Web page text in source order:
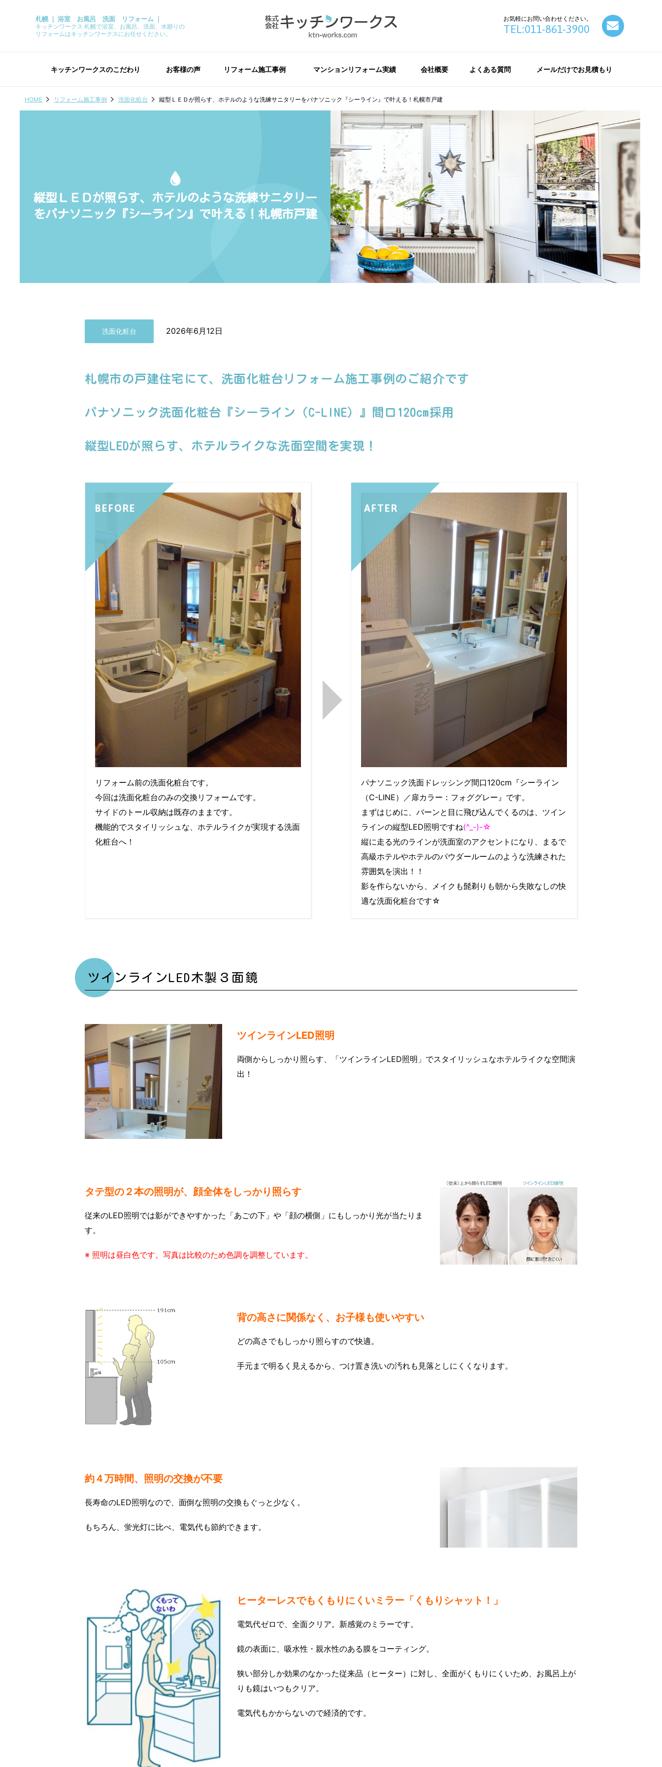
札幌 ｜ 浴室 お風呂 洗面 リフォーム ｜
キッチンワークス 札幌で浴室、お風呂、洗面、水廻りの
リフォームはキッチンワークスにお任せください。
お気軽にお問い合わせください。
TEL:011-861-3900
キッチンワークスのこだわり お客様の声 リフォーム施工事例 マンションリフォーム実績 会社概要 よくある質問 メールだけでお見積もり
HOME リフォーム施工事例 洗面化粧台 縦型ＬＥＤが照らす、ホテルのような洗練サニタリーをパナソニック『シーライン』で叶える！札幌市戸建
縦型ＬＥＤが照らす、ホテルのような洗練サニタリー
をパナソニック『シーライン』で叶える！札幌市戸建
洗面化粧台 2026年6月12日
札幌市の戸建住宅にて、洗面化粧台リフォーム施工事例のご紹介です
パナソニック洗面化粧台『シーライン（C-LINE）』間口120cm採用
縦型LEDが照らす、ホテルライクな洗面空間を実現！
BEFORE
リフォーム前の洗面化粧台です。
今回は洗面化粧台のみの交換リフォームです。
サイドのトール収納は既存のままです。
機能的でスタイリッシュな、ホテルライクが実現する洗面
化粧台へ！
AFTER
パナソニック洗面ドレッシング間口120cm『シーライン
（C-LINE）／扉カラー：フォググレー』です。
まずはじめに、バーンと目に飛び込んでくるのは、ツイン
ラインの縦型LED照明ですね(^_-)-☆
縦に走る光のラインが洗面室のアクセントになり、まるで
高級ホテルやホテルのパウダールームのような洗練された
雰囲気を演出！！
影を作らないから、メイクも髭剃りも朝から失敗なしの快
適な洗面化粧台です☆
ツインラインLED木製３面鏡
ツインラインLED照明
両側からしっかり照らす、「ツインラインLED照明」でスタイリッシュなホテルライクな空間演
出！
タテ型の２本の照明が、顔全体をしっかり照らす
従来のLED照明では影ができやすかった「あごの下」や「顔の横側」にもしっかり光が当たりま
す。
※ 照明は昼白色です。写真は比較のため色調を調整しています。
背の高さに関係なく、お子様も使いやすい
どの高さでもしっかり照らすので快適。
手元まで明るく見えるから、つけ置き洗いの汚れも見落としにくくなります。
約４万時間、照明の交換が不要
長寿命のLED照明なので、面倒な照明の交換もぐっと少なく。
もちろん、蛍光灯に比べ、電気代も節約できます。
ヒーターレスでもくもりにくいミラー「くもりシャット！」
電気代ゼロで、全面クリア。新感覚のミラーです。
鏡の表面に、吸水性・親水性のある膜をコーティング。
狭い部分しか効果のなかった従来品（ヒーター）に対し、全面がくもりにくいため、お風呂上が
りも鏡はいつもクリア。
電気代もかからないので経済的です。